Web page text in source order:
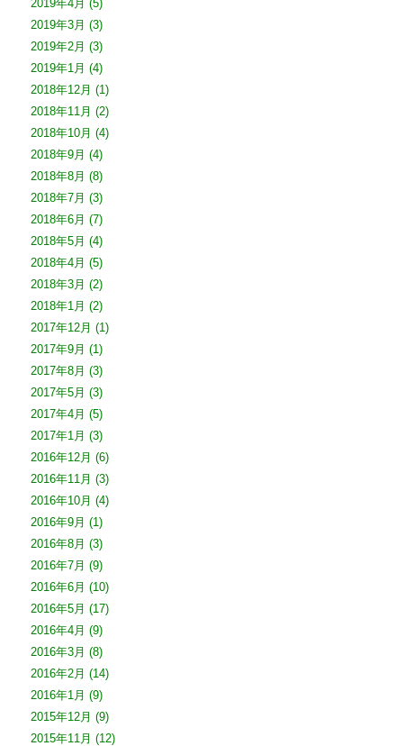
2019年4月 (5)
2019年3月 (3)
2019年2月 (3)
2019年1月 (4)
2018年12月 (1)
2018年11月 (2)
2018年10月 (4)
2018年9月 (4)
2018年8月 (8)
2018年7月 (3)
2018年6月 (7)
2018年5月 (4)
2018年4月 (5)
2018年3月 (2)
2018年1月 (2)
2017年12月 (1)
2017年9月 (1)
2017年8月 (3)
2017年5月 (3)
2017年4月 (5)
2017年1月 (3)
2016年12月 (6)
2016年11月 (3)
2016年10月 (4)
2016年9月 (1)
2016年8月 (3)
2016年7月 (9)
2016年6月 (10)
2016年5月 (17)
2016年4月 (9)
2016年3月 (8)
2016年2月 (14)
2016年1月 (9)
2015年12月 (9)
2015年11月 (12)